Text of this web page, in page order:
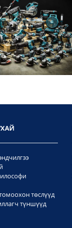
төслүүд
түншүүд